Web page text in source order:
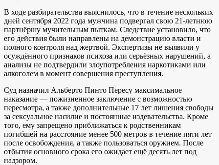
В ходе разбирательства выяснилось, что в течение нескольких
дней сентября 2022 года мужчина подвергал свою 21-летнюю
партнёршу мучительным пыткам. Следствие установило, что
его действия были направлены на демонстрацию власти и
полного контроля над жертвой. Экспертизы не выявили у
осуждённого признаков психоза или серьёзных нарушений, а
анализы не подтвердили злоупотребления наркотиками или
алкоголем в момент совершения преступления.
Суд назначил Альберто Пинто Пересу максимальное
наказание — пожизненное заключение с возможностью
пересмотра, а также дополнительные 17 лет лишения свободы
за сексуальное насилие и постоянные издевательства. Кроме
того, ему запрещено приближаться к родственникам
погибшей на расстояние менее 500 метров в течение пяти лет
после освобождения, а также пользоваться оружием. После
отбытия основного срока его ожидает ещё десять лет под
надзором.